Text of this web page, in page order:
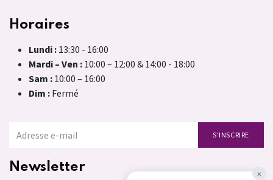
Horaires
Lundi : 13:30 - 16:00
Mardi – Ven : 10:00 – 12:00 & 14:00 - 18:00
Sam : 10:00 – 16:00
Dim : Fermé
S'INSCRIRE
Newsletter ×